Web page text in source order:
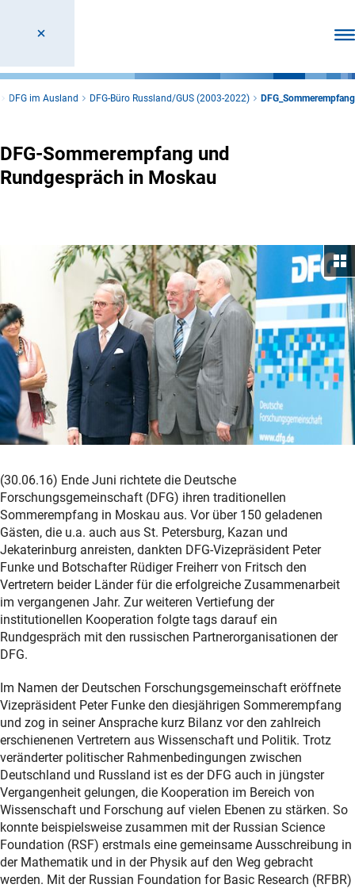
DFG im Ausland DFG-Büro Russland/GUS (2003-2022) DFG_Sommerempfang
DFG-Sommerempfang und
Rundgespräch in Moskau
(30.06.16) Ende Juni richtete die Deutsche
Forschungsgemeinschaft (DFG) ihren traditionellen
Sommerempfang in Moskau aus. Vor über 150 geladenen
Gästen, die u.a. auch aus St. Petersburg, Kazan und
Jekaterinburg anreisten, dankten DFG-Vizepräsident Peter
Funke und Botschafter Rüdiger Freiherr von Fritsch den
Vertretern beider Länder für die erfolgreiche Zusammenarbeit
im vergangenen Jahr. Zur weiteren Vertiefung der
institutionellen Kooperation folgte tags darauf ein
Rundgespräch mit den russischen Partnerorganisationen der
DFG.
Im Namen der Deutschen Forschungsgemeinschaft eröffnete
Vizepräsident Peter Funke den diesjährigen Sommerempfang
und zog in seiner Ansprache kurz Bilanz vor den zahlreich
erschienenen Vertretern aus Wissenschaft und Politik. Trotz
veränderter politischer Rahmenbedingungen zwischen
Deutschland und Russland ist es der DFG auch in jüngster
Vergangenheit gelungen, die Kooperation im Bereich von
Wissenschaft und Forschung auf vielen Ebenen zu stärken. So
konnte beispielsweise zusammen mit der Russian Science
Foundation (RSF) erstmals eine gemeinsame Ausschreibung in
der Mathematik und in der Physik auf den Weg gebracht
werden. Mit der Russian Foundation for Basic Research (RFBR)